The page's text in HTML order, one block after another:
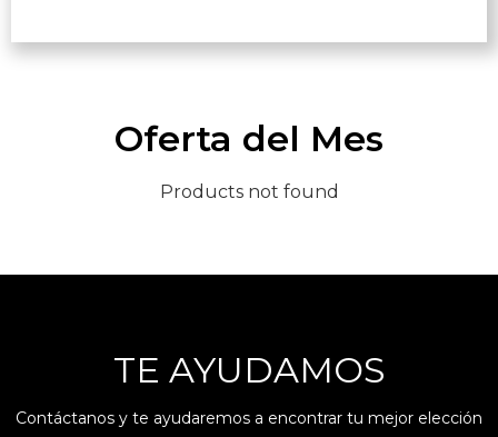
Oferta del Mes
Products not found
TE AYUDAMOS
Contáctanos y te ayudaremos a encontrar tu mejor elección